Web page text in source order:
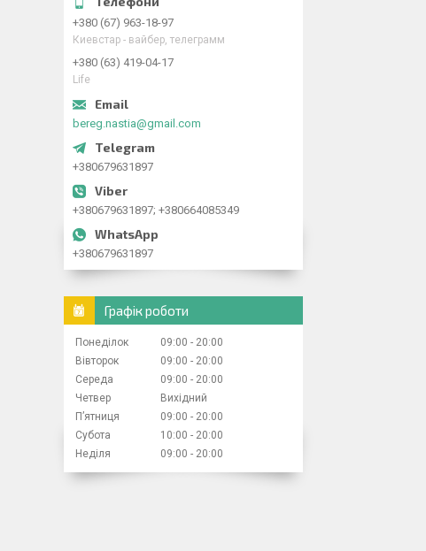
+380 (67) 963-18-97
Киевстар - вайбер, телеграмм
+380 (63) 419-04-17
Life
bereg.nastia@gmail.com
+380679631897
+380679631897; +380664085349
+380679631897
Графік роботи
Понеділок 09:00
20:00
Вівторок
09:00
20:00
Середа
09:00
20:00
Четвер
Вихідний
Пʼятниця
09:00
20:00
Субота
10:00
20:00
Неділя
09:00 20:00